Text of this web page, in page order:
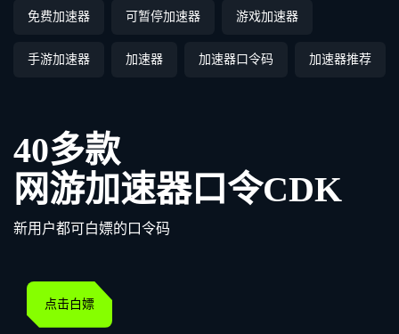
免费加速器 可暂停加速器 游戏加速器
手游加速器 加速器 加速器口令码 加速器推荐
40多款
网游加速器口令CDK
新用户都可白嫖的口令码
点击白嫖